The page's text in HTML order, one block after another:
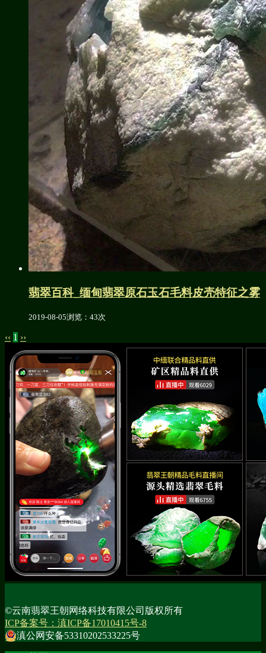
翡翠百科_缅甸翡翠原石玉石毛料皮壳特征之雾
2019-08-05浏览：43次
‹‹ 1 ››
©云南翡翠王朝网络科技有限公司版权所有
ICP备案号：滇ICP备17010415号-8
滇公网安备53310202533225号